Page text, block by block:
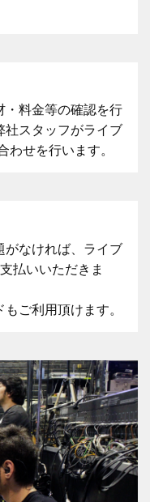
・料金等の確認を行
社スタッフがライブ
わせを行います。
がなければ、ライブ
払いいただきま
ご利用頂けます。